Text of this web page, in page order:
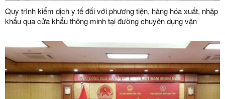
Quy trình kiểm dịch y tế đối với phương tiện, hàng hóa xuất, nhập
khẩu qua cửa khẩu thông minh tại đường chuyên dụng vận
dụng vận chuyển hàng hoá khu vực mốc 1088/2-1089 thuộc cặp
cửa khẩu quốc tế Hữu Nghị (Việt Nam) - Hữu Nghị Quan (Trung
Quốc)